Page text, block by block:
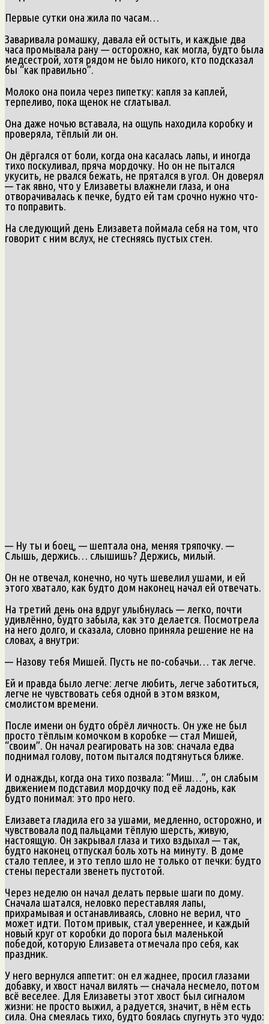
Первые сутки она жила по часам…
Заваривала ромашку, давала ей остыть, и каждые два
часа промывала рану — осторожно, как могла, будто была
медсестрой, хотя рядом не было никого, кто подсказал
бы “как правильно”.
Молоко она поила через пипетку: капля за каплей,
терпеливо, пока щенок не сглатывал.
Она даже ночью вставала, на ощупь находила коробку и
проверяла, тёплый ли он.
Он дёргался от боли, когда она касалась лапы, и иногда
тихо поскуливал, пряча мордочку. Но он не пытался
укусить, не рвался бежать, не прятался в угол. Он доверял
— так явно, что у Елизаветы влажнели глаза, и она
отворачивалась к печке, будто ей там срочно нужно что-
то поправить.
На следующий день Елизавета поймала себя на том, что
говорит с ним вслух, не стесняясь пустых стен.
— Ну ты и боец, — шептала она, меняя тряпочку. —
Слышь, держись… слышишь? Держись, милый.
Он не отвечал, конечно, но чуть шевелил ушами, и ей
этого хватало, как будто дом наконец начал ей отвечать.
На третий день она вдруг улыбнулась — легко, почти
удивлённо, будто забыла, как это делается. Посмотрела
на него долго, и сказала, словно приняла решение не на
словах, а внутри:
— Назову тебя Мишей. Пусть не по-собачьи… так легче.
Ей и правда было легче: легче любить, легче заботиться,
легче не чувствовать себя одной в этом вязком,
смолистом времени.
После имени он будто обрёл личность. Он уже не был
просто тёплым комочком в коробке — стал Мишей,
“своим”. Он начал реагировать на зов: сначала едва
поднимал голову, потом пытался подтянуться ближе.
И однажды, когда она тихо позвала: “Миш…”, он слабым
движением подставил мордочку под её ладонь, как
будто понимал: это про него.
Елизавета гладила его за ушами, медленно, осторожно, и
чувствовала под пальцами тёплую шерсть, живую,
настоящую. Он закрывал глаза и тихо вздыхал — так,
будто наконец отпускал боль хоть на минуту. В доме
стало теплее, и это тепло шло не только от печки: будто
стены перестали звенеть пустотой.
Через неделю он начал делать первые шаги по дому.
Сначала шатался, неловко переставляя лапы,
прихрамывая и останавливаясь, словно не верил, что
может идти. Потом привык, стал увереннее, и каждый
новый круг от коробки до порога был маленькой
победой, которую Елизавета отмечала про себя, как
праздник.
У него вернулся аппетит: он ел жаднее, просил глазами
добавку, и хвост начал вилять — сначала несмело, потом
всё веселее. Для Елизаветы этот хвост был сигналом
жизни: не просто выжил, а радуется, значит, в нём есть
сила. Она смеялась тихо, будто боялась спугнуть это чудо: